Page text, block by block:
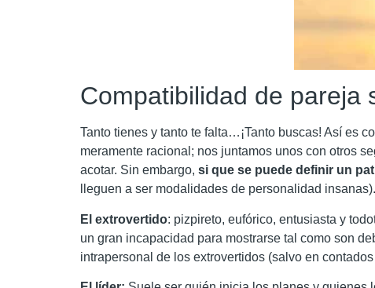
Compatibilidad de pareja
Tanto tienes y tanto te falta…¡Tanto buscas! Así es
meramente racional; nos juntamos unos con otros
acotar. Sin embargo, si que se puede definir un
lleguen a ser modalidades de personalidad
El extrovertido: pizpireto, eufórico, entusiasta y
un gran incapacidad para mostrarse tal como son
intrapersonal de los extrovertidos (salvo en